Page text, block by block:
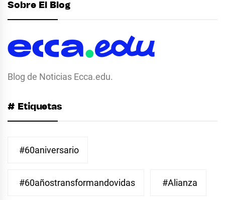
Sobre El Blog
Blog de Noticias Ecca.edu.
# Etiquetas
#60aniversario
#60añostransformandovidas #Alianza